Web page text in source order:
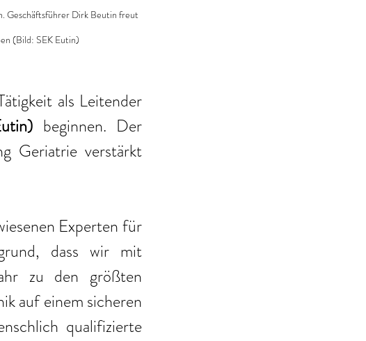
Geschäftsführer Dirk Beutin freut
(Bild: SEK Eutin)
als Leitender
beginnen. Der
Geriatrie verstärkt
Experten für
dass wir mit
zu den größten
auf einem sicheren
qualifizierte